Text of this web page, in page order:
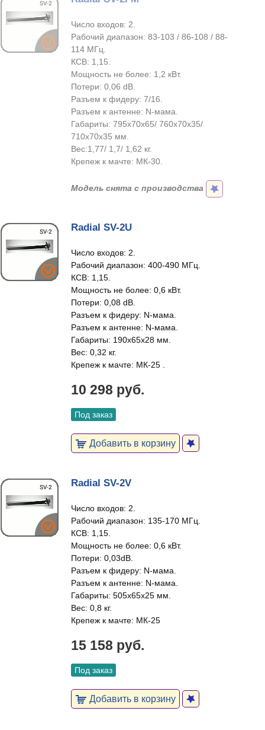
Число входов: 2.
Рабочий диапазон: 83-103 / 86-108 / 88-
114 МГц.
КСВ: 1,15.
Мощность не более: 1,2 кВт.
Потери: 0,06 dB.
Разъем к фидеру: 7/16.
Разъем к антенне: N-мама.
Габариты: 795х70х65/ 760х70х35/
710х70х35 мм.
Вес:1,77/ 1,7/ 1,62 кг.
Крепеж к мачте: МК-30.
Модель снята с производства
Radial SV-2U
Число входов: 2.
Рабочий диапазон: 400-490 МГц.
КСВ: 1,15.
Мощность не более: 0,6 кВт.
Потери: 0,08 dB.
Разъем к фидеру: N-мама.
Разъем к антенне: N-мама.
Габариты: 190х65х28 мм.
Вес: 0,32 кг.
Крепеж к мачте: МК-25 .
10 298 руб.
Под заказ
Добавить в корзину
Radial SV-2V
Число входов: 2.
Рабочий диапазон: 135-170 МГц.
КСВ: 1,15.
Мощность не более: 0,6 кВт.
Потери: 0,03dB.
Разъем к фидеру: N-мама.
Разъем к антенне: N-мама.
Габариты: 505х65х25 мм.
Вес: 0,8 кг.
Крепеж к мачте: МК-25
15 158 руб.
Под заказ
Добавить в корзину